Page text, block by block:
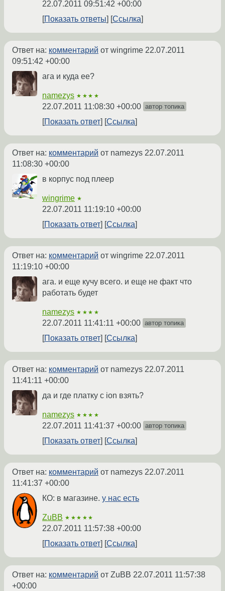
22.07.2011 09:51:42 +00:00
Показать ответы
Ссылка
Ответ на: комментарий от wingrime 22.07.2011
09:51:42 +00:00
ага и куда ее?
namezys ★★★★
22.07.2011 11:08:30 +00:00 автор топика
Показать ответ Ссылка
Ответ на: комментарий от namezys 22.07.2011
11:08:30 +00:00
в корпус под плеер
wingrime ★
22.07.2011 11:19:10 +00:00
Показать ответ
Ссылка
Ответ на: комментарий от wingrime 22.07.2011
11:19:10 +00:00
ага. и еще кучу всего. и еще не факт что
работать будет
namezys ★★★★
22.07.2011 11:41:11 +00:00 автор топика
Показать ответ Ссылка
Ответ на: комментарий от namezys 22.07.2011
11:41:11 +00:00
да и где платку с ion взять?
namezys ★★★★
22.07.2011 11:41:37 +00:00 автор топика
Показать ответ Ссылка
Ответ на: комментарий от namezys 22.07.2011
11:41:37 +00:00
КО: в магазине. у нас есть
ZuBB ★★★★★
22.07.2011 11:57:38 +00:00
Показать ответ
Ссылка
Ответ на: комментарий от ZuBB 22.07.2011 11:57:38
+00:00